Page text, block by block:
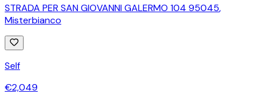
STRADA PER SAN GIOVANNI GALERMO 104 95045,
Misterbianco
Self
€2,049